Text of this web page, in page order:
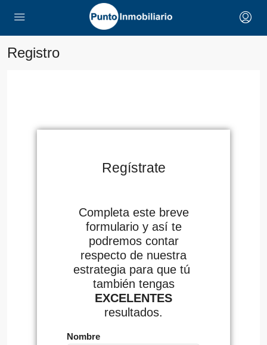
Registro
Regístrate
Completa este breve
formulario y así te
podremos contar
respecto de nuestra
estrategia para que tú
también tengas
EXCELENTES
resultados.
Nombre